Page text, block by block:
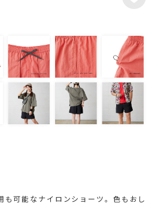
も可能なナイロンショーツ。色もおし